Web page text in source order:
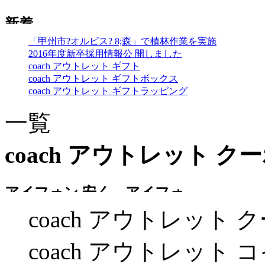
「甲州市?オルビス? 8;森」で植林作業を実施
2016年度新卒採用情報公 開しました
coach アウトレット ギフト
coach アウトレット ギフトボックス
coach アウトレット ギフトラッピング
一覧
coach アウトレット ク
coach アウトレット
coach アウトレット